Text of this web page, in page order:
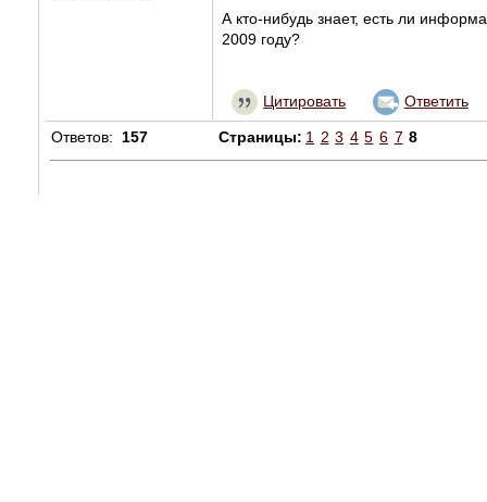
А кто-нибудь знает, есть ли
2009 году?
Цитировать Ответить
Ответов: 157 Страницы: 1 2 3 4 5 6 7 8